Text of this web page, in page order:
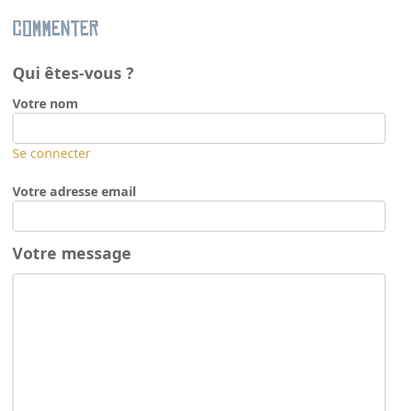
Commenter
Qui êtes-vous ?
Votre nom
Se connecter
Votre adresse email
Votre message